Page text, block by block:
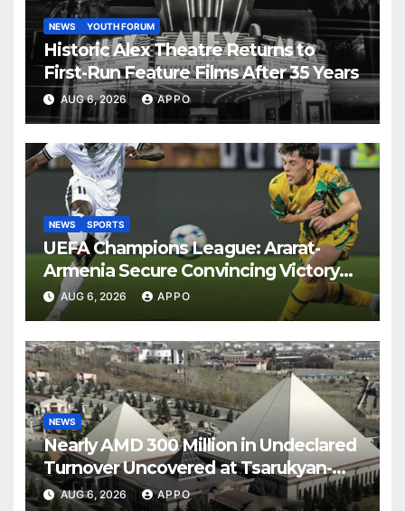
NEWS YOUTH FORUM
Historic Alex Theatre Returns to
First-Run Feature Films After 35 Years
AUG 6, 2026 APPO
NEWS SPORTS
UEFA Champions League: Ararat-
Armenia Secure Convincing Victory
Over Shamrock Rovers 2-0
AUG 6, 2026 APPO
NEWS
Nearly AMD 300 Million in Undeclared
Turnover Uncovered at Tsarukyan-
Owned Entertainment Center
AUG 6, 2026 APPO